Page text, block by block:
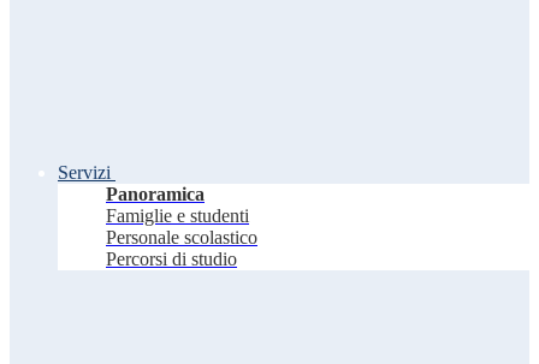
Servizi
Panoramica
Famiglie e studenti
Personale scolastico
Percorsi di studio